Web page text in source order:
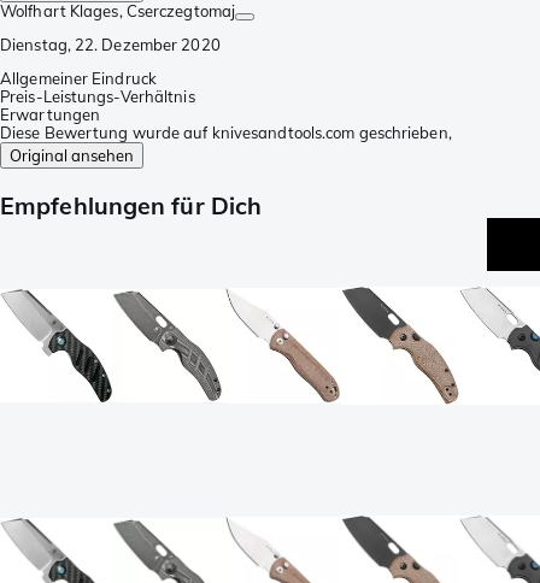
Wolfhart Klages, Cserczegtomaj
Dienstag, 22. Dezember 2020
Allgemeiner Eindruck
Preis-Leistungs-Verhältnis
Erwartungen
Diese Bewertung wurde auf knivesandtools.com geschrieben,
Original ansehen
Empfehlungen für Dich